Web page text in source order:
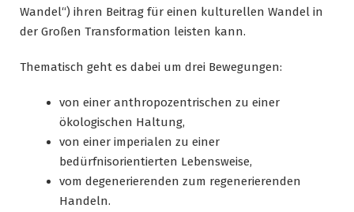
Wandel“) ihren Beitrag für einen kulturellen Wandel in
der Großen Transformation leisten kann.
Thematisch geht es dabei um drei Bewegungen:
von einer anthropozentrischen zu einer
ökologischen Haltung,
von einer imperialen zu einer
bedürfnisorientierten Lebensweise,
vom degenerierenden zum regenerierenden
Handeln.